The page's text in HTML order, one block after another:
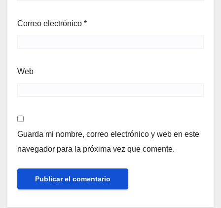
Correo electrónico *
Web
Guarda mi nombre, correo electrónico y web en este
navegador para la próxima vez que comente.